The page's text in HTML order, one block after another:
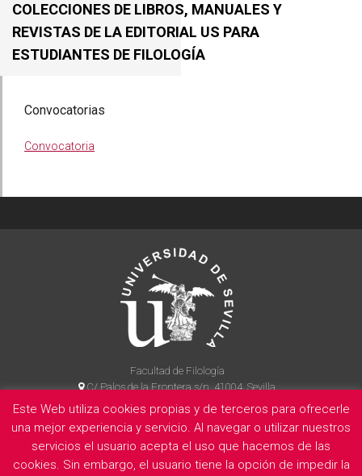
COLECCIONES DE LIBROS, MANUALES Y
REVISTAS DE LA EDITORIAL US PARA
ESTUDIANTES DE FILOLOGÍA
Convocatorias
Convocatoria
Facultad de Filología
C/ Palos de la Frontera s/n, 41004, Sevilla
954 55 14 90
La Facultad Información legal Politica de privacidad Cookies
Este Web utiliza cookies propias y de terceros para ofrecerle
una mejor experiencia y servicio. Al navegar o utilizar nuestros
servicios el usuario acepta el uso que hacemos de las
cookies. Sin embargo, el usuario tiene la opción de impedir la